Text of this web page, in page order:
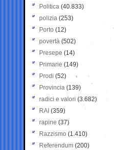
Politica (40.833)
polizia (253)
Porto (12)
povertà (502)
Presepe (14)
Primarie (149)
Prodi (52)
Provincia (139)
radici e valori (3.682)
RAI (359)
rapine (37)
Razzismo (1.410)
Referendum (200)